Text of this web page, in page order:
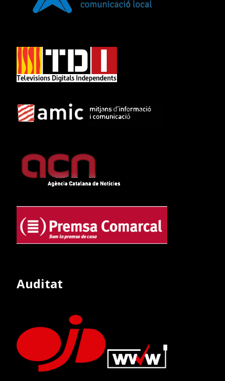
Auditat